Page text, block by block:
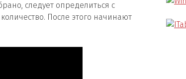
следует определиться с
После этого начинают